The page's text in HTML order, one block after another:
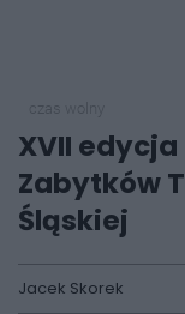
XVII
Zabytków
Śląskiej
Jacek Skorek